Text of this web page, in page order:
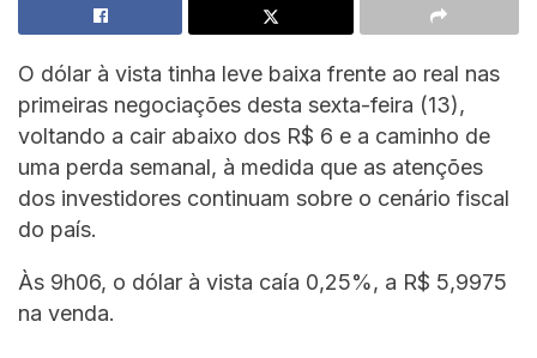
O dólar à vista tinha leve baixa frente ao real nas
primeiras negociações desta sexta-feira (13),
voltando a cair abaixo dos R$ 6 e a caminho de
uma perda semanal, à medida que as atenções
dos investidores continuam sobre o cenário fiscal
do país.
Às 9h06, o dólar à vista caía 0,25%, a R$ 5,9975
na venda.